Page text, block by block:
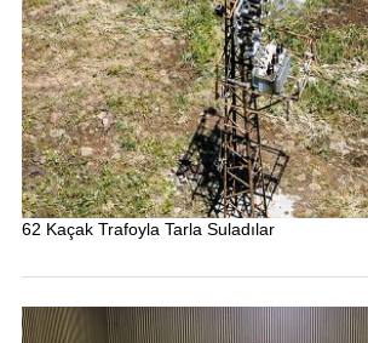
62 Kaçak Trafoyla Tarla Suladılar